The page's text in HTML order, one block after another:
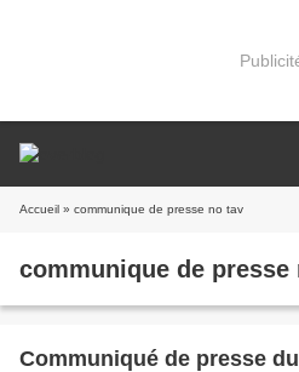
Accueil » communique de presse no tav
communique de presse
Communiqué de presse